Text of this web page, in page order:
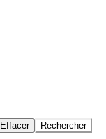
Effacer Rechercher